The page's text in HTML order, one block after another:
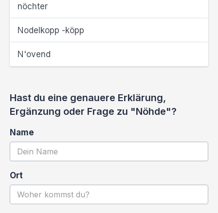
nöchter
Nodelkopp -köpp
N'ovend
Hast du eine genauere Erklärung,
Ergänzung oder Frage zu "Nöhde"?
Name
Ort